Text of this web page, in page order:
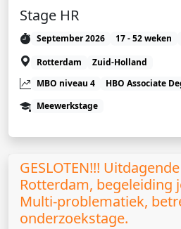
Stage HR
September 2026 17 - 52 weken
Rotterdam
Zuid-Holland
MBO niveau 4
HBO Associate
Meewerkstage
GESLOTEN!!!
Rotterdam, begeleiding
Multi-problematiek,
onderzoekstage.